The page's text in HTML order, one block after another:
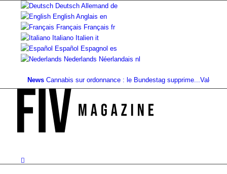
Deutsch Allemand de
English Anglais en
Français Français fr
Italiano Italien it
Español Espagnol es
Nederlands Néerlandais nl
Cannabis sur ordonnance : le Bundestag supprime...Valeur